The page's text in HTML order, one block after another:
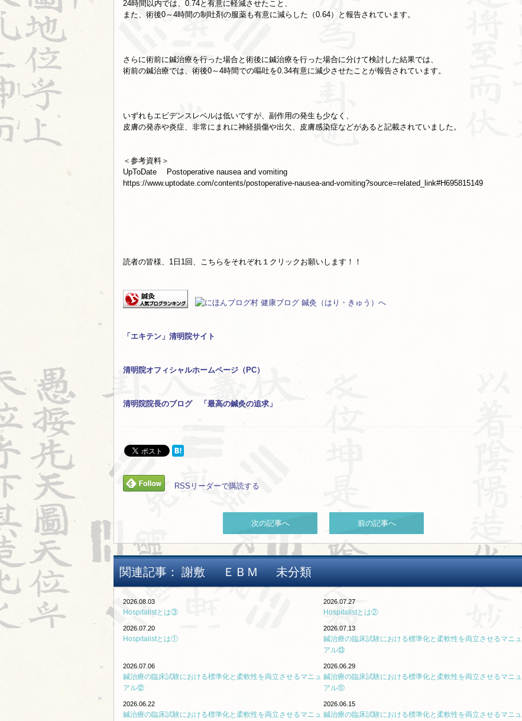
24時間以内では、0.74と有意に軽減させたこと、
また、術後0～4時間の制吐剤の服薬も有意に減らした（0.64）と報告されています。
さらに術前に鍼治療を行った場合と術後に鍼治療を行った場合に分けて検討した結果では、
術前の鍼治療では、術後0～4時間での嘔吐を0.34有意に減少させたことが報告されています。
いずれもエビデンスレベルは低いですが、副作用の発生も少なく、
皮膚の発赤や炎症、非常にまれに神経損傷や出欠、皮膚感染症などがあると記載されていました。
＜参考資料＞
UpToDate Postoperative nausea and vomiting
https://www.uptodate.com/contents/postoperative-nausea-and-vomiting?source=related_link#H695815149
読者の皆様、1日1回、こちらをそれぞれ１クリックお願いします！！
「エキテン」清明院サイト
清明院オフィシャルホームページ（PC）
清明院院長のブログ 「最高の鍼灸の追求」
RSSリーダーで購読する
次の記事へ 前の記事へ
関連記事： 謝敷 ＥＢＭ 未分類
2026.08.03
Hospitalistとは③
2026.07.27
Hospitalistとは②
2026.07.20
Hospitalistとは①
2026.07.13
鍼治療の臨床試験における標準化と柔軟性を両立させるマニュ
アル⑬
2026.07.06
鍼治療の臨床試験における標準化と柔軟性を両立させるマニュ
アル⑫
2026.06.29
鍼治療の臨床試験における標準化と柔軟性を両立させるマニュ
アル⑪
2026.06.22
鍼治療の臨床試験における標準化と柔軟性を両立させるマニュ
2026.06.15
鍼治療の臨床試験における標準化と柔軟性を両立させるマニュ